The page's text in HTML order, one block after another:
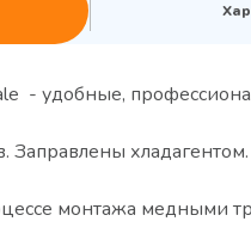
- удобные,
Заправлены хладагентом.
монтажа медными